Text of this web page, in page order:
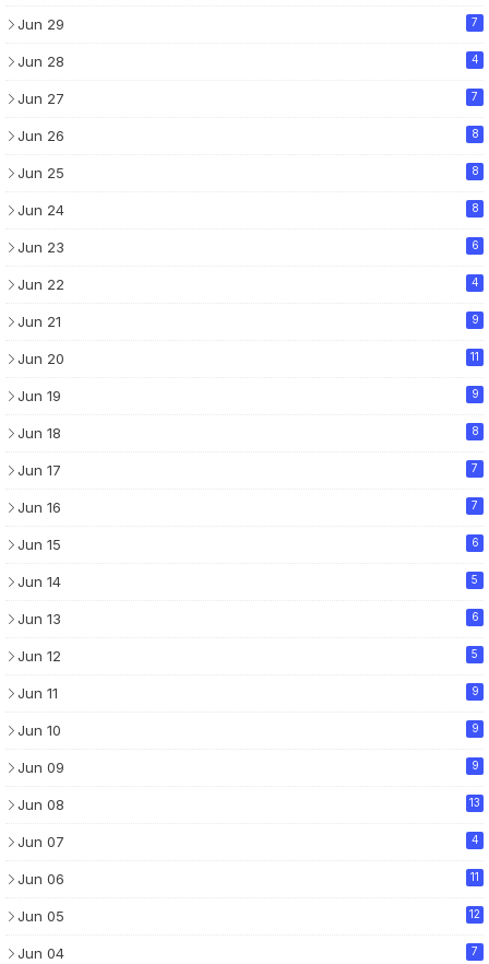
Jun 29 7
Jun 28 4
Jun 27 7
Jun 26 8
Jun 25 8
Jun 24 8
Jun 23 6
Jun 22 4
Jun 21 9
Jun 20 11
Jun 19 9
Jun 18 8
Jun 17 7
Jun 16 7
Jun 15 6
Jun 14 5
Jun 13 6
Jun 12 5
Jun 11 9
Jun 10 9
Jun 09 9
Jun 08 13
Jun 07 4
Jun 06 11
Jun 05 12
Jun 04 7